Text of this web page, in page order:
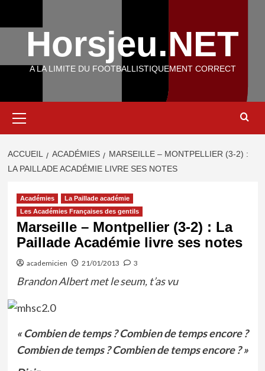
Horsjeu.NET
A LA LIMITE DU FOOTBALLISTIQUEMENT CORRECT
principal
ACCUEIL ACADÉMIES
MARSEILLE – MONTPELLIER (3-2) :
LA PAILLADE ACADÉMIE LIVRE SES NOTES
Académies
La Paillade académie
Les Académies Françaises des gentils
Marseille – Montpellier (3-2) : La
Paillade Académie livre ses notes
academicien 21/01/2013 3
Brandon Albert met le seum, t’as vu
« Combien de temps ? Combien de temps encore ?
Combien de temps ? Combien de temps encore ? »